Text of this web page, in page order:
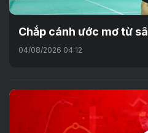
Chắp cánh ước mơ từ
04/08/2026 04:12